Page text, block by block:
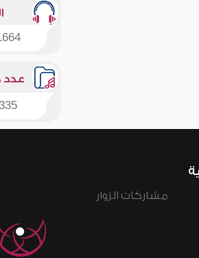
عدد
مشاركات الزوار